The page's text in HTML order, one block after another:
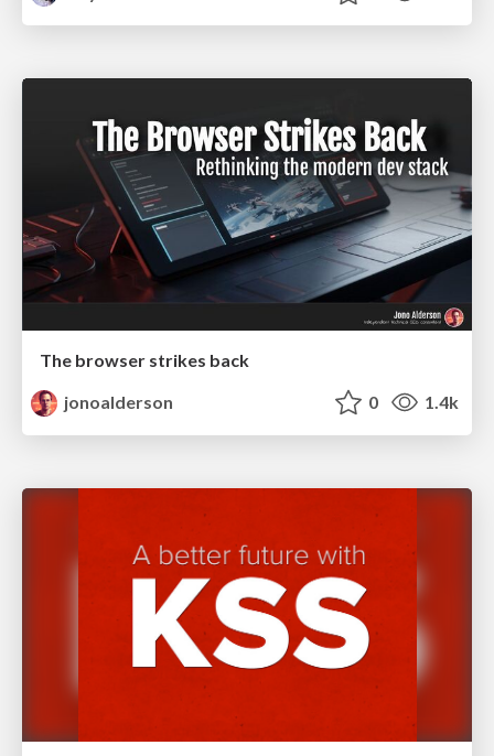
The browser strikes back
jonoalderson
0 1.4k